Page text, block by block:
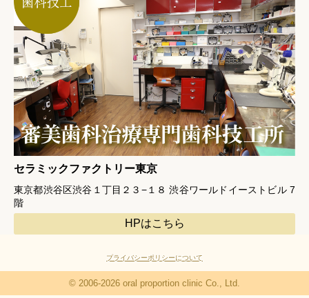
セラミックファクトリー東京
東京都渋谷区渋谷１丁目２３−１８ 渋谷ワールドイーストビル 7
階
HPはこちら
プライバシーポリシーについて
© 2006-2026 oral proportion clinic Co., Ltd.